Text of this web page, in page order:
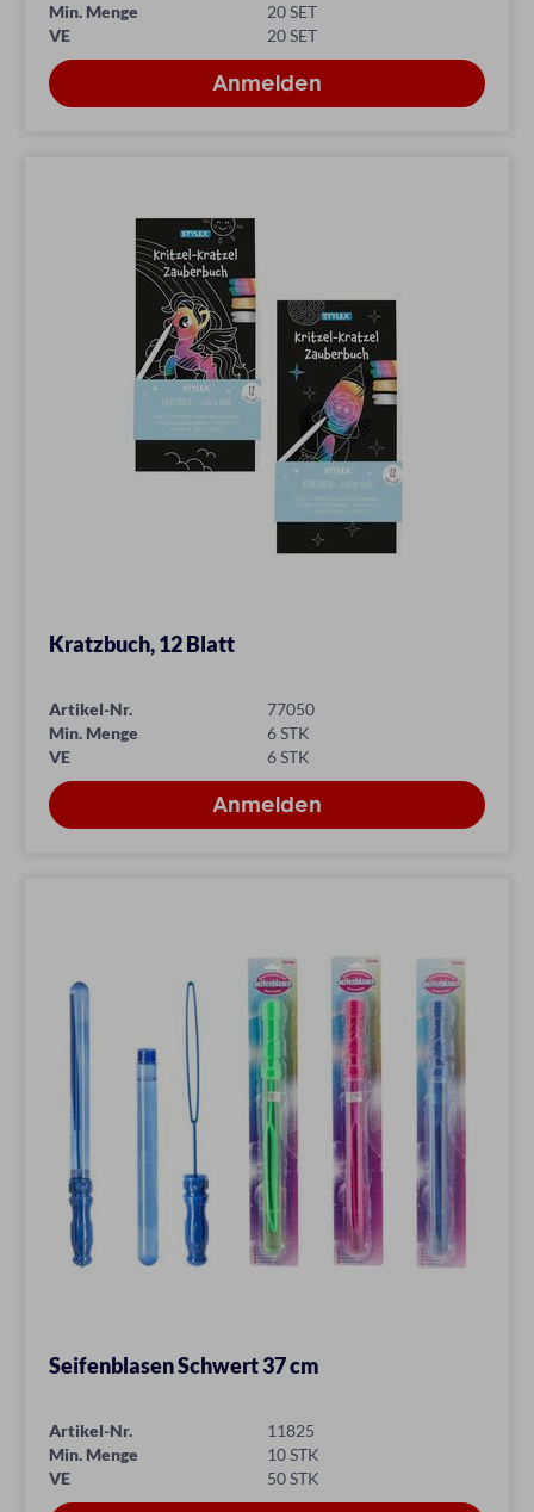
Min. Menge
20 SET
VE
20 SET
Kratzbuch, 12 Blatt
Artikel-Nr.
77050
Min. Menge
6 STK
VE
6 STK
Seifenblasen Schwert 37 cm
Artikel-Nr.
11825
Min. Menge
10 STK
VE
50 STK